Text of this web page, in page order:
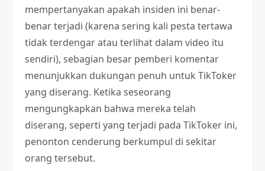
mempertanyakan apakah insiden ini benar-
benar terjadi (karena sering kali pesta tertawa
tidak terdengar atau terlihat dalam video itu
sendiri), sebagian besar pemberi komentar
menunjukkan dukungan penuh untuk TikToker
yang diserang. Ketika seseorang
mengungkapkan bahwa mereka telah
diserang, seperti yang terjadi pada TikToker ini,
penonton cenderung berkumpul di sekitar
orang tersebut.